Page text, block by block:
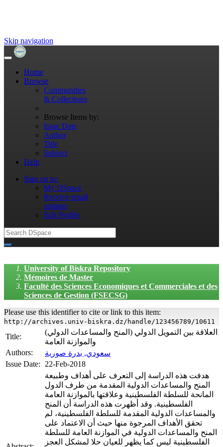
Skip navigation
Home
Browse
Communities
& Collections
Browse Items by:
Issue Date
Author
Title
Subject
Help
Sign on to:
My DSpace
Receive email
updates
Edit Profile
University of Biskra Repository
Mémoires de Master
Faculté des Sciences Economiques et Commerciales et des
Sciences de Gestion (FSECSG)
Please use this identifier to cite or link to this item:
http://archives.univ-biskra.dz/handle/123456789/10611
Title:
العلاقة بين التمويل الدولي (المنح والمساعدات الدولي)
والموازنة العامة
Authors:
سعودي, بدرة صورية
Issue Date:
22-Feb-2018
هدفت هذه الدراسة إلى التعرف على أهداف وطبيعة
المنح والمساعدات الدولية المقدمة من طرف الدول
المانحة للسلطة الفلسطينية وعلاقتها بالموازنة العامة
الفلسطينية. وقد أظهرت هذه الدراسة أن المنح
والمساعدات الدولية المقدمة للسلطة الفلسطينية، لم
تحقق الأهداف المرجوة منها حيث أن الاعتماد على
المنح والمساعدات الدولية في الموازنة العامة للسلطة
الفلسطينية ليس كما يظهر للعيان حلا لمشكل العجز